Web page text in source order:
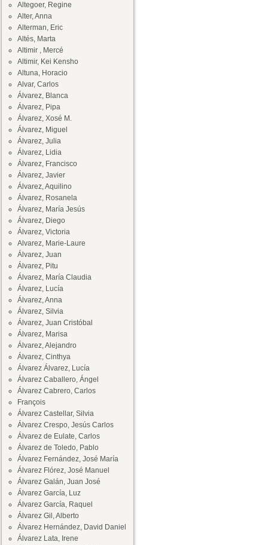
Altegoer, Regine
Alter, Anna
Alterman, Eric
Altés, Marta
Altimir , Mercé
Altimir, Kei Kensho
Altuna, Horacio
Alvar, Carlos
Álvarez, Blanca
Álvarez, Pipa
Álvarez, Xosé M.
Álvarez, Miguel
Álvarez, Julia
Álvarez, Lidia
Álvarez, Francisco
Álvarez, Javier
Álvarez, Aquilino
Álvarez, Rosanela
Álvarez, María Jesús
Álvarez, Diego
Álvarez, Victoria
Alvarez, Marie-Laure
Álvarez, Juan
Álvarez, Pitu
Álvarez, María Claudia
Álvarez, Lucía
Álvarez, Anna
Álvarez, Silvia
Álvarez, Juan Cristóbal
Álvarez, Marisa
Álvarez, Alejandro
Álvarez, Cinthya
Álvarez Álvarez, Lucía
Álvarez Caballero, Ángel
Álvarez Cabrero, Carlos
François
Álvarez Castellar, Silvia
Álvarez Crespo, Jesús Carlos
Álvarez de Eulate, Carlos
Álvarez de Toledo, Pablo
Álvarez Fernández, José María
Álvarez Flórez, José Manuel
Álvarez Galán, Juan José
Álvarez García, Luz
Álvarez García, Raquel
Álvarez Gil, Alberto
Álvarez Hernández, David Daniel
Álvarez Lata, Irene